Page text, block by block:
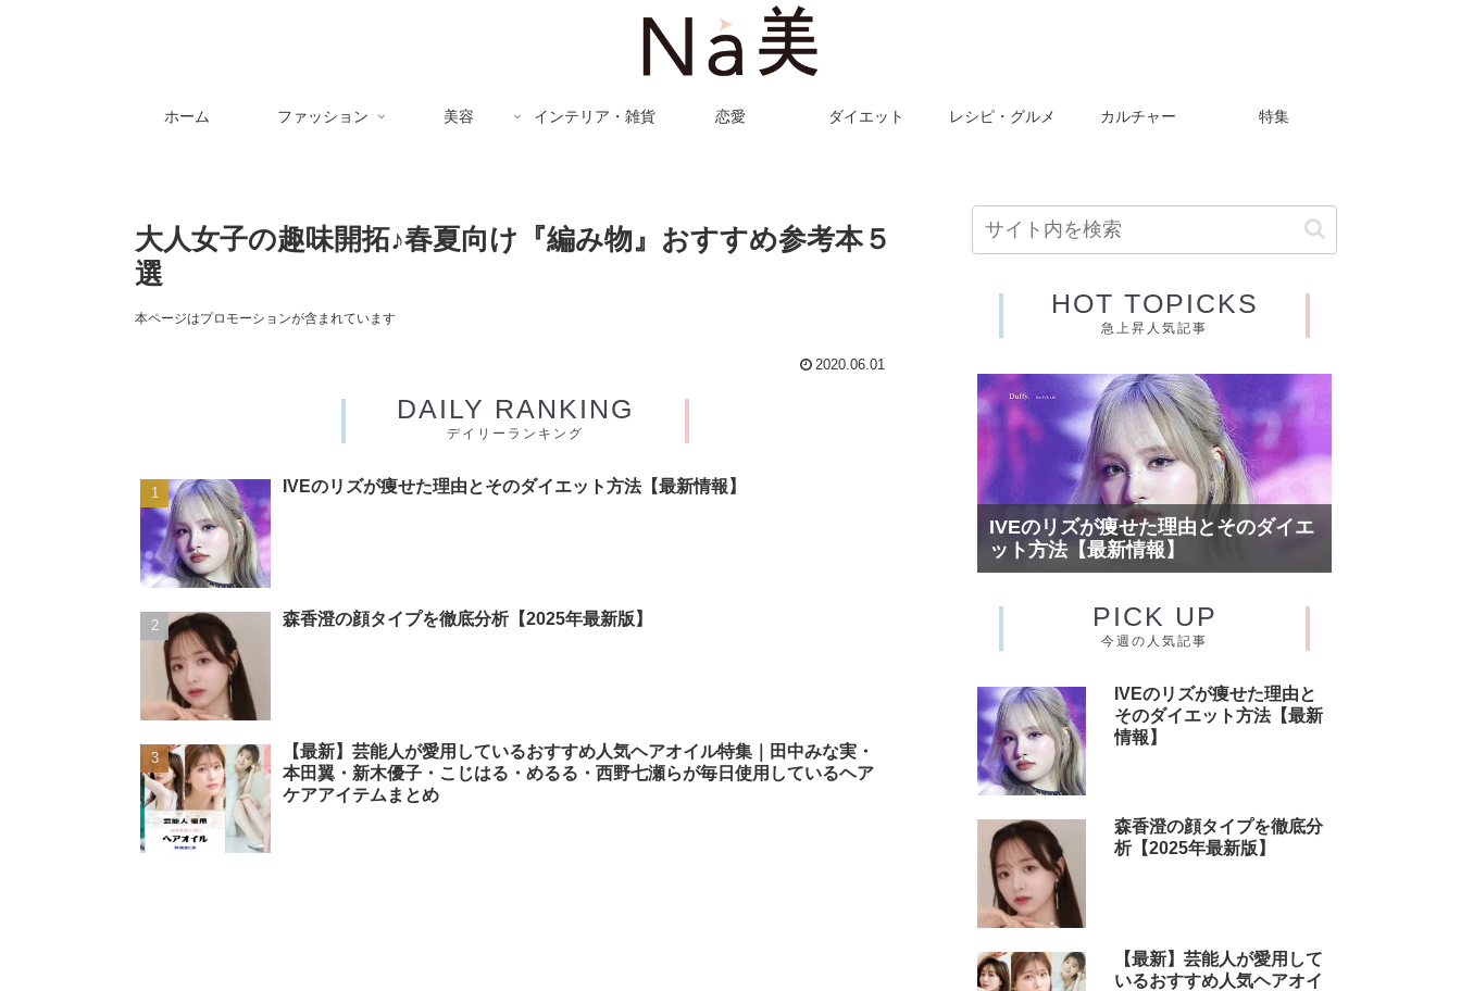
ホーム ファッション 美容 インテリア・雑貨 恋愛 ダイエット レシピ・グルメ カルチャー 特集
大人女子の趣味開拓♪春夏向け『編み物』おすすめ参考本５
選
本ページはプロモーションが含まれています
2020.06.01
DAILY RANKING
デイリーランキング
IVEのリズが痩せた理由とそのダイエット方法【最新情報】
森香澄の顔タイプを徹底分析【2025年最新版】
【最新】芸能人が愛用しているおすすめ人気ヘアオイル特集｜田中みな実・
本田翼・新木優子・こじはる・めるる・西野七瀬らが毎日使用しているヘア
ケアアイテムまとめ
HOT TOPICKS
急上昇人気記事
IVEのリズが痩せた理由とそのダイエ
ット方法【最新情報】
PICK UP
今週の人気記事
IVEのリズが痩せた理由と
そのダイエット方法【最新
情報】
森香澄の顔タイプを徹底分
析【2025年最新版】
【最新】芸能人が愛用して
いるおすすめ人気ヘアオイ